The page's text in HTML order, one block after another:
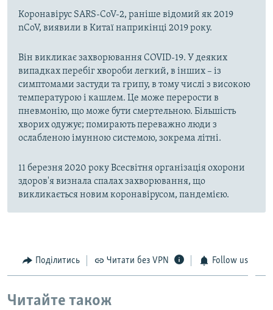
Коронавірус SARS-CoV-2, раніше відомий як 2019
nCoV, виявили в Китаї наприкінці 2019 року.
Він викликає захворювання COVID-19. У деяких
випадках перебіг хвороби легкий, в інших – із
симптомами застуди та грипу, в тому числі з високою
температурою і кашлем. Це може перерости в
пневмонію, що може бути смертельною. Більшість
хворих одужує; помирають переважно люди з
ослабленою імунною системою, зокрема літні.
11 березня 2020 року Всесвітня організація охорони
здоров'я визнала спалах захворювання, що
викликається новим коронавірусом, пандемією.
Поділитись Читати без VPN Follow us
Читайте також